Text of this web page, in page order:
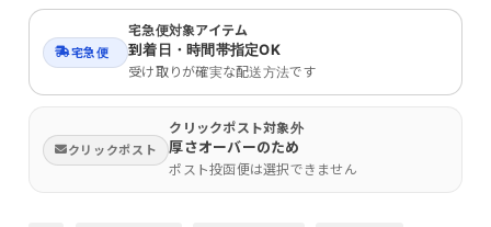
宅急便
宅急便対象アイテム
到着日・時間帯指定OK
受け取りが確実な配送方法です
クリックポスト
クリックポスト対象外
厚さオーバーのため
ポスト投函便は選択できません